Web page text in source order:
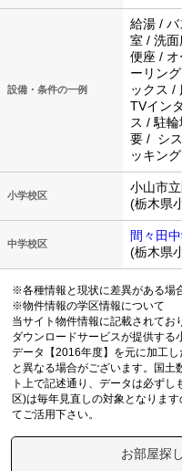
設備・条件の一例
給湯 /
室 / 洗
便座 /
ーリン
ックス /
TVイン
ス / 駐
要 / シ
ッキン
小学校区
小山市立
(栃木県
中学校区
間々田
(栃木県
※各種情報と現状に差異がある場
※物件情報の学区情報について
当サイト物件情報に記載されてお
ダウンロードサービスが提供する
データ【2016年度】を元に加工
と異なる場合がございます。国土
ト上で記述通り、データは必ず
区)は毎年見直しの対象となりま
てご活用下さい。
お部屋探